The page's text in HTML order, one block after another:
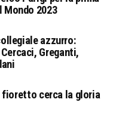
Mondo 2023
azzurro:
Greganti,
fioretto cerca la gloria